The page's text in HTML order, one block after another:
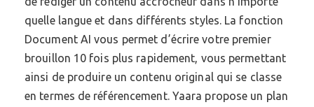
quelle langue et dans différents styles. La fonction
Document AI vous permet d’écrire votre premier
brouillon 10 fois plus rapidement, vous permettant
ainsi de produire un contenu original qui se classe
en termes de référencement. Yaara propose un plan